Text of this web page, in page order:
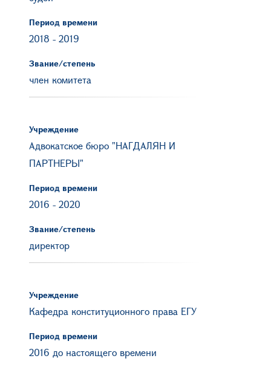
Период времени
2018 - 2019
Звание/степень
член комитета
Учреждение
Адвокатское бюро "НАГДАЛЯН И
ПАРТНЕРЫ"
Период времени
2016 - 2020
Звание/степень
директор
Учреждение
Кафедра конституционного права ЕГУ
Период времени
2016 до настоящего времени